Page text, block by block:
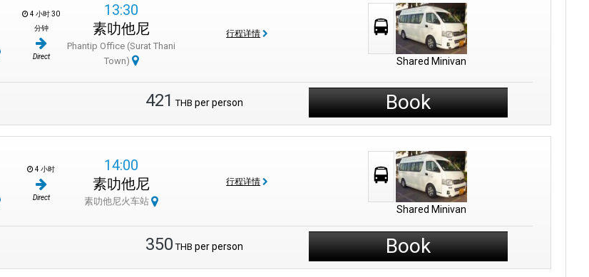
4 小时 30
分钟
Direct
13:30
素叻他尼
Phantip Office (Surat Thani
Town)
行程详情
Shared Minivan
421 THB per person Book
4 小时
Direct
14:00
素叻他尼
素叻他尼火车站
行程详情
Shared Minivan
350 THB per person Book